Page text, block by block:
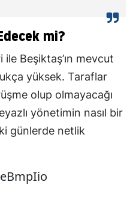
mi?
ile Beşiktaş’ın mevcut
yüksek. Taraflar
olup olmayacağı
yönetimin nasıl bir
günlerde netlik